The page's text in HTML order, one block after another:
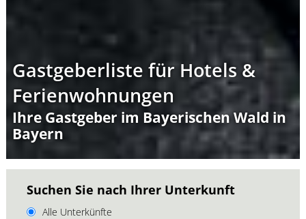
Gastgeberliste für Hotels &
Ferienwohnungen
Ihre Gastgeber im Bayerischen Wald in
Bayern
Suchen Sie nach Ihrer Unterkunft
Alle Unterkünfte